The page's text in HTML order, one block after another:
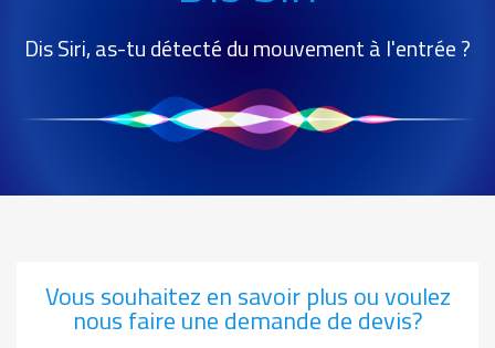
Dis Siri, as-tu détecté du mouvement à l'entrée ?
Vous souhaitez en savoir plus ou voulez
nous faire une demande de devis?